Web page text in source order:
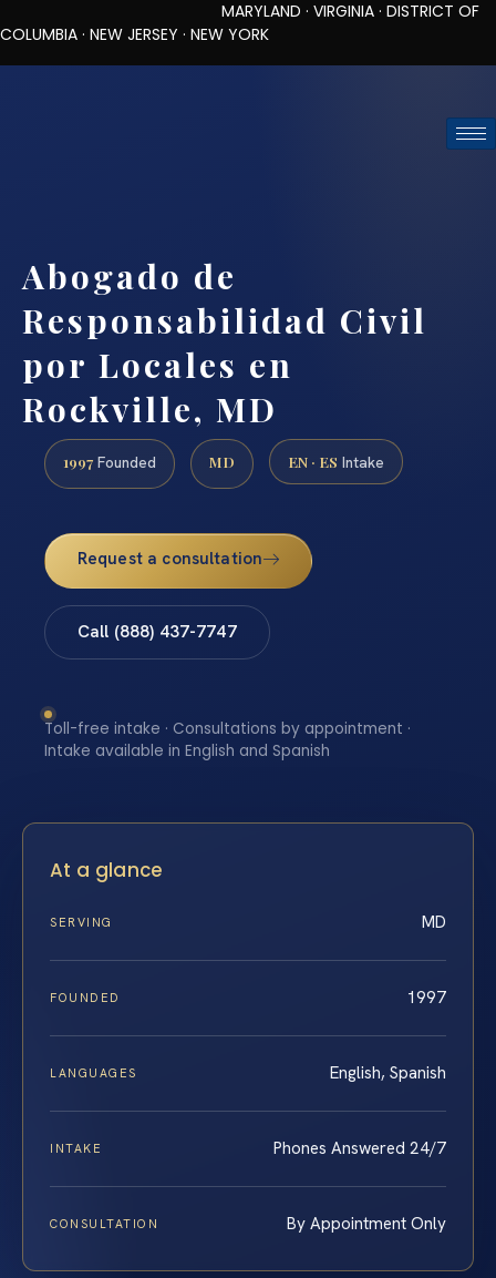
MARYLAND · VIRGINIA · DISTRICT OF
COLUMBIA · NEW JERSEY · NEW YORK
Abogado de
Responsabilidad Civil
por Locales en
Rockville, MD
1997 Founded MD EN · ES Intake
Request a consultation
Call (888) 437-7747
Toll-free intake · Consultations by appointment ·
Intake available in English and Spanish
At a glance
SERVING MD
FOUNDED 1997
LANGUAGES English, Spanish
INTAKE Phones Answered 24/7
CONSULTATION By Appointment Only